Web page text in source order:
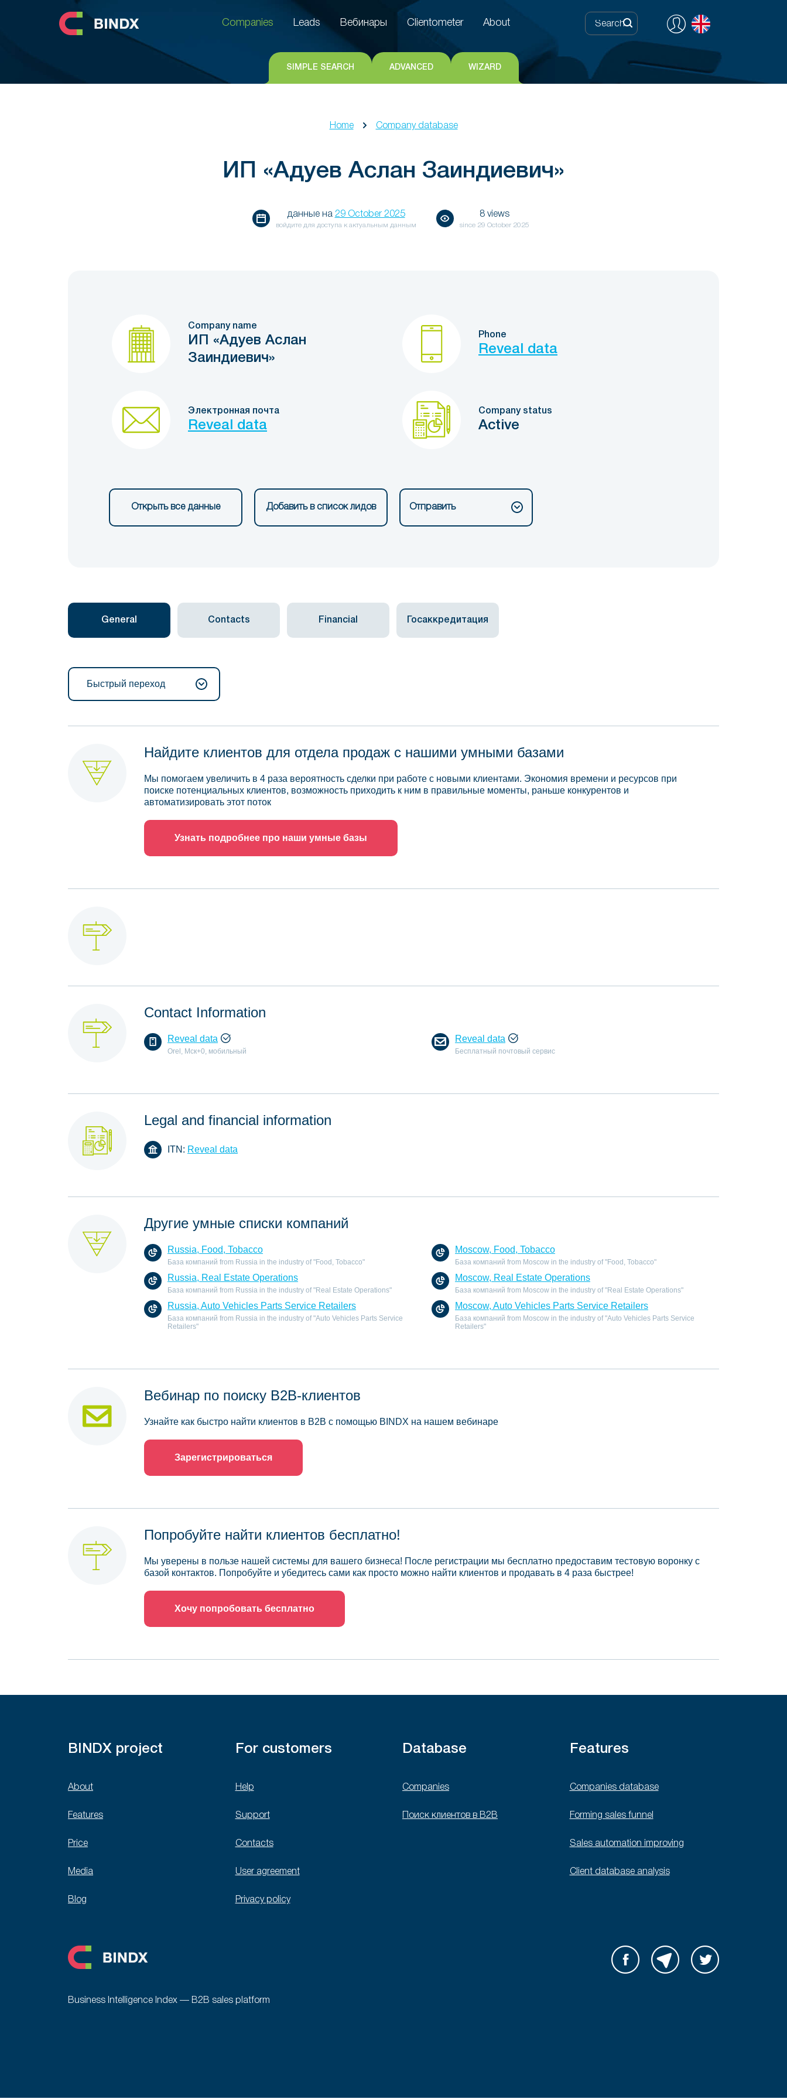
Clientometer
Companies
Leads Вебинары Clientometer About
SIMPLE SEARCH ADVANCED WIZARD
Home Company database
ИП «Адуев Аслан Заиндиевич»
данные на 29 October 2025
войдите для доступа к актуальным данным
8 views
since 29 October 2025
Company name
ИП «Адуев Аслан
Заиндиевич»
Phone
Reveal data
Электронная почта
Reveal data
Company status
Active
Открыть все данные Добавить в список лидов Отправить
General Contacts Financial Госаккредитация
Быстрый переход
Найдите клиентов для отдела продаж с нашими умными базами
Мы помогаем увеличить в 4 раза вероятность сделки при работе с новыми клиентами. Экономия времени и ресурсов при
поиске потенциальных клиентов, возможность приходить к ним в правильные моменты, раньше конкурентов и
автоматизировать этот поток
Узнать подробнее про наши умные базы
Contact Information
Reveal data
Orel, Мск+0, мобильный
Reveal data
Бесплатный почтовый сервис
Legal and financial information
ITN: Reveal data
Другие умные списки компаний
Russia, Food, Tobacco
База компаний from Russia in the industry of "Food, Tobacco"
Moscow, Food, Tobacco
База компаний from Moscow in the industry of "Food, Tobacco"
Russia, Real Estate Operations
База компаний from Russia in the industry of "Real Estate Operations"
Moscow, Real Estate Operations
База компаний from Moscow in the industry of "Real Estate Operations"
Russia, Auto Vehicles Parts Service Retailers
База компаний from Russia in the industry of "Auto Vehicles Parts Service
Retailers"
Moscow, Auto Vehicles Parts Service Retailers
База компаний from Moscow in the industry of "Auto Vehicles Parts Service
Retailers"
Вебинар по поиску B2B-клиентов
Узнайте как быстро найти клиентов в B2B с помощью BINDX на нашем вебинаре
Зарегистрироваться
Попробуйте найти клиентов бесплатно!
Мы уверены в пользе нашей системы для вашего бизнеса! После регистрации мы бесплатно предоставим тестовую воронку с
базой контактов. Попробуйте и убедитесь сами как просто можно найти клиентов и продавать в 4 раза быстрее!
Хочу попробовать бесплатно
BINDX project
About
Features
Price
Media
Blog
For customers
Help
Support
Contacts
User agreement
Privacy policy
Database
Companies
Поиск клиентов в B2B
Features
Companies database
Forming sales funnel
Sales automation improving
Client database analysis
Business Intelligence Index — B2B sales platform